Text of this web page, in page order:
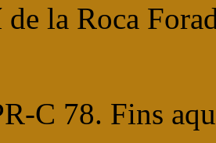
la Roca
C 78. Fins